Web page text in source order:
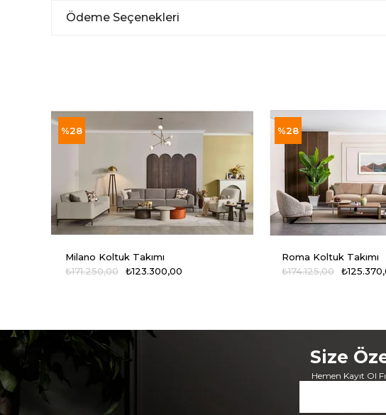
Ödeme Seçenekleri
Milano Koltuk Takımı
₺123.300,00
₺171.250,00
%28
Roma Koltuk Takımı
₺174.125,00
%28
Size
Hemen Kayıt Ol